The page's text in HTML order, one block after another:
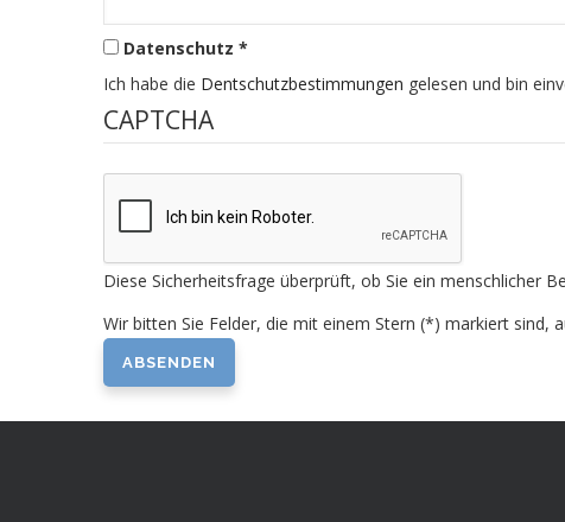
Datenschutz *
Ich habe die Dentschutzbestimmungen gelesen und bin
CAPTCHA
Diese Sicherheitsfrage überprüft, ob Sie ein menschlicher
Wir bitten Sie Felder, die mit einem Stern (*) markiert sind,